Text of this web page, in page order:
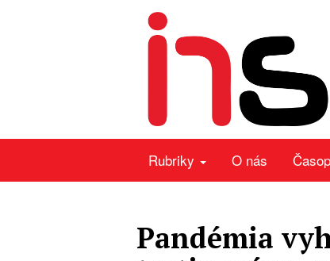
Rubriky O nás
Pandémia